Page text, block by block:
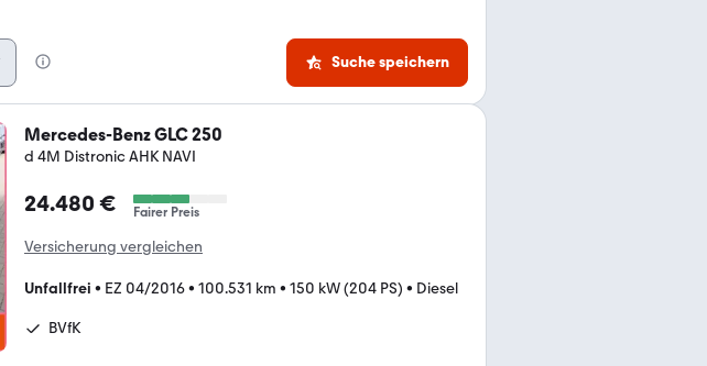
Suche speichern
Mercedes-Benz GLC 250
d 4M Distronic AHK NAVI
24.480 € Fairer Preis
Versicherung vergleichen
Unfallfrei • EZ 04/2016• 100.531 km • 150 kW (204 PS) • Diesel
BVfK